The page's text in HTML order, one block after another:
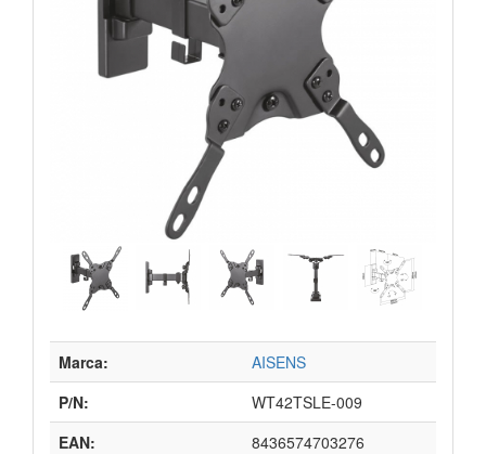
Marca:
AISENS
P/N:
WT42TSLE-009
EAN:
8436574703276